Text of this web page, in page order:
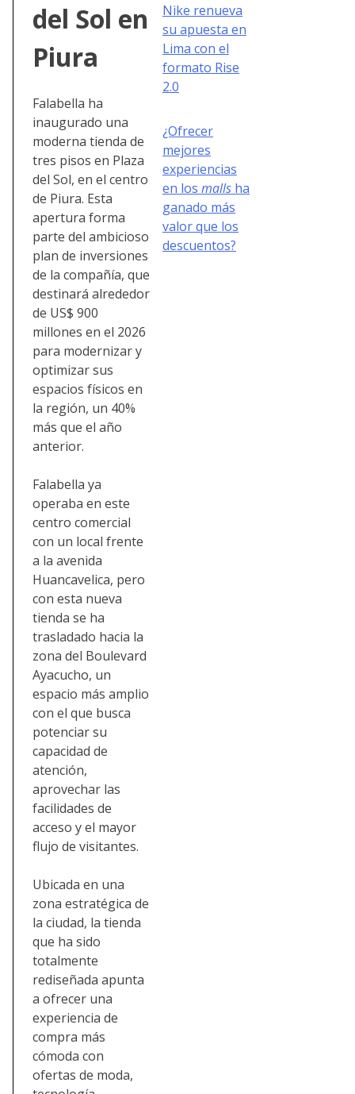
del Sol en
Piura
Falabella ha
inaugurado una
moderna tienda de
tres pisos en Plaza
del Sol, en el centro
de Piura. Esta
apertura forma
parte del ambicioso
plan de inversiones
de la compañía, que
destinará alrededor
de US$ 900
millones en el 2026
para modernizar y
optimizar sus
espacios físicos en
la región, un 40%
más que el año
anterior.
Falabella ya
operaba en este
centro comercial
con un local frente
a la avenida
Huancavelica, pero
con esta nueva
tienda se ha
trasladado hacia la
zona del Boulevard
Ayacucho, un
espacio más amplio
con el que busca
potenciar su
capacidad de
atención,
aprovechar las
facilidades de
acceso y el mayor
flujo de visitantes.
Ubicada en una
zona estratégica de
la ciudad, la tienda
que ha sido
totalmente
rediseñada apunta
a ofrecer una
experiencia de
compra más
cómoda con
ofertas de moda,
Nike renueva
su apuesta en
Lima con el
formato Rise
2.0
¿Ofrecer
mejores
experiencias
en los malls ha
ganado más
valor que los
descuentos?